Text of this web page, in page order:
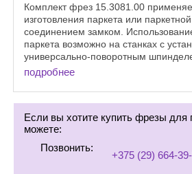
Комплект фрез 15.3081.00
изготовления паркета или
соединением замком.
паркета возможно на станках с
универсально-поворотным
КИЕВ рекомендует ...
подробнее
Если вы хотите купить фрезы для
можете:
Позвонить:
+375 (29) 664-